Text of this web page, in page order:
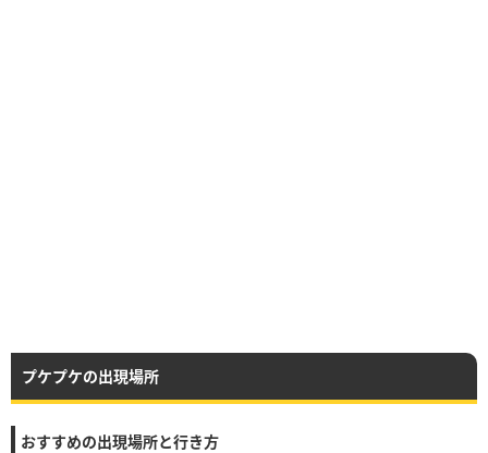
プケプケの出現場所
おすすめの出現場所と行き方